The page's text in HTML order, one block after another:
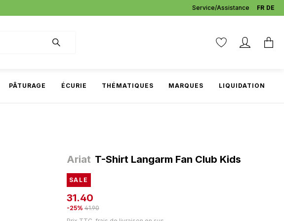
Service/Assistance DE
FR
PÂTURAGE ÉCURIE THÉMATIQUES MARQUES LIQUIDATION
Ariat T-Shirt Langarm Fan Club Kids
SALE
31.40
-25% 41.90